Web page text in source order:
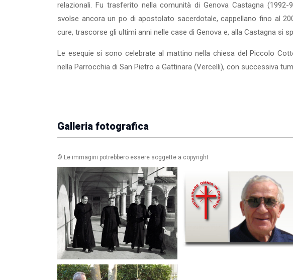
relazionali. Fu trasferito nella comunità di Genova Castagna
svolse ancora un po di apostolato sacerdotale, cappel­lano fino al
cure, trascorse gli ulti­mi anni nelle case di Genova e, alla Castagna si
Le esequie si sono celebrate al mattino nella chiesa del Piccolo
nella Parrocchia di San Pietro a Gattinara (Vercelli), con successiva
Galleria fotografica
© Le immagini potrebbero essere soggette a copyright